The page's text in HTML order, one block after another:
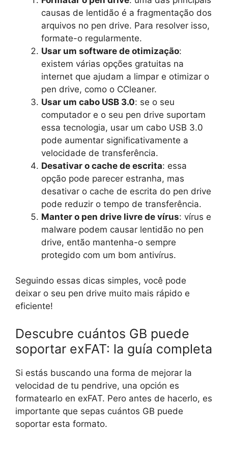
causas de lentidão é a fragmentação dos
arquivos no pen drive. Para resolver isso,
formate-o regularmente.
Usar um software de otimização:
existem várias opções gratuitas na
internet que ajudam a limpar e otimizar o
pen drive, como o CCleaner.
Usar um cabo USB 3.0: se o seu
computador e o seu pen drive suportam
essa tecnologia, usar um cabo USB 3.0
pode aumentar significativamente a
velocidade de transferência.
Desativar o cache de escrita: essa
opção pode parecer estranha, mas
desativar o cache de escrita do pen drive
pode reduzir o tempo de transferência.
Manter o pen drive livre de vírus: vírus e
malware podem causar lentidão no pen
drive, então mantenha-o sempre
protegido com um bom antivírus.
Seguindo essas dicas simples, você pode
deixar o seu pen drive muito mais rápido e
eficiente!
Descubre cuántos GB puede
soportar exFAT: la guía completa
Si estás buscando una forma de mejorar la
velocidad de tu pendrive, una opción es
formatearlo en exFAT. Pero antes de hacerlo, es
importante que sepas cuántos GB puede
soportar esta formato.